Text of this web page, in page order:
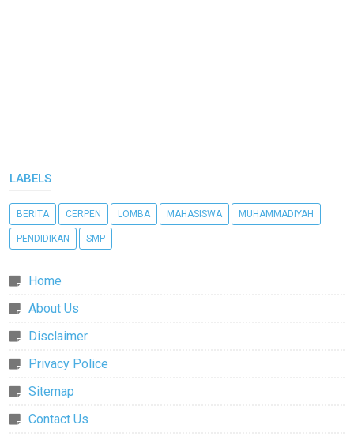
LABELS
BERITA CERPEN LOMBA MAHASISWA MUHAMMADIYAH
PENDIDIKAN SMP
Home
About Us
Disclaimer
Privacy Police
Sitemap
Contact Us